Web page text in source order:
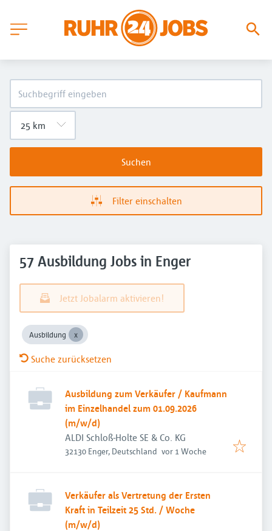
Suchen
Filter einschalten
57 Ausbildung Jobs in Enger
Jetzt Jobalarm aktivieren!
Ausbildung
Suche zurücksetzen
Ausbildung zum Verkäufer / Kaufmann
im Einzelhandel zum 01.09.2026
(m/w/d)
ALDI Schloß-Holte SE & Co. KG
32130 Enger, Deutschland Veröffentlicht
vor 1 Woche
Verkäufer als Vertretung der Ersten
Kraft in Teilzeit 25 Std. / Woche
(m/w/d)